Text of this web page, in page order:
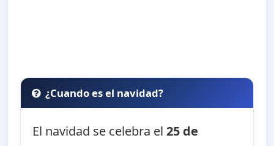
¿Cuando es el navidad?
El navidad se celebra el25 de